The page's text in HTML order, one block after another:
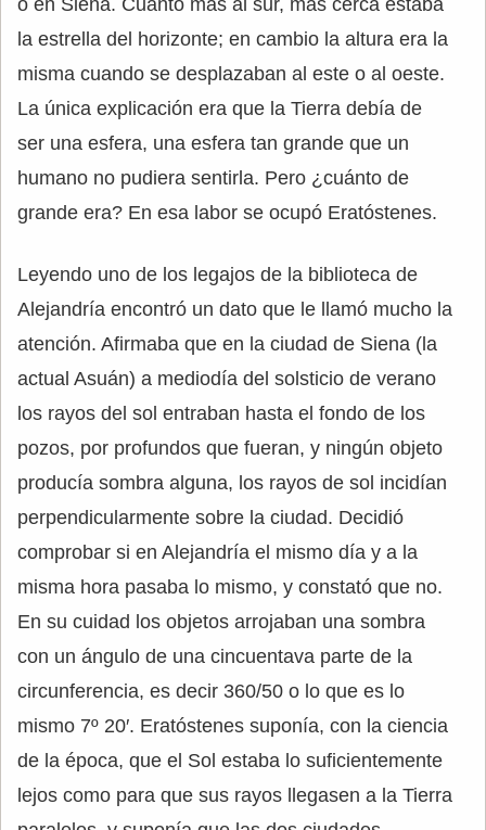
o en Siena. Cuanto más al sur, más cerca estaba
la estrella del horizonte; en cambio la altura era la
misma cuando se desplazaban al este o al oeste.
La única explicación era que la Tierra debía de
ser una esfera, una esfera tan grande que un
humano no pudiera sentirla. Pero ¿cuánto de
grande era? En esa labor se ocupó Eratóstenes.
Leyendo uno de los legajos de la biblioteca de
Alejandría encontró un dato que le llamó mucho la
atención. Afirmaba que en la ciudad de Siena (la
actual Asuán) a mediodía del solsticio de verano
los rayos del sol entraban hasta el fondo de los
pozos, por profundos que fueran, y ningún objeto
producía sombra alguna, los rayos de sol incidían
perpendicularmente sobre la ciudad. Decidió
comprobar si en Alejandría el mismo día y a la
misma hora pasaba lo mismo, y constató que no.
En su cuidad los objetos arrojaban una sombra
con un ángulo de una cincuentava parte de la
circunferencia, es decir 360/50 o lo que es lo
mismo 7º 20′. Eratóstenes suponía, con la ciencia
de la época, que el Sol estaba lo suficientemente
lejos como para que sus rayos llegasen a la Tierra